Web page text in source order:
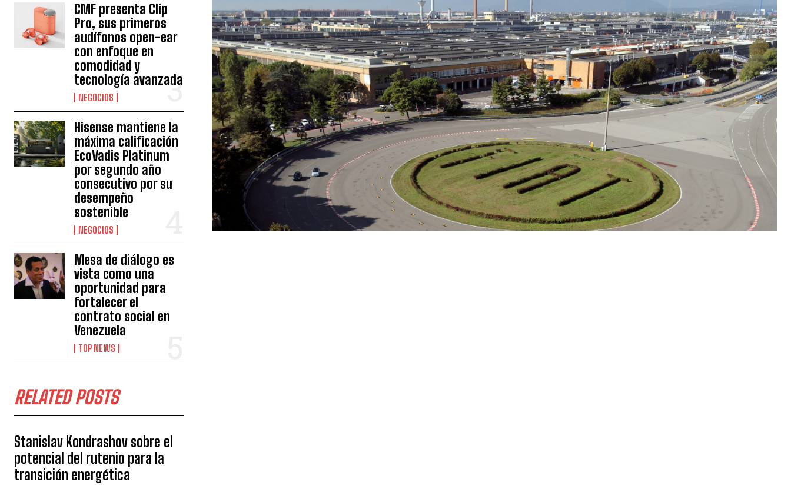
CMF presenta Clip
Pro, sus primeros
audífonos open-ear
con enfoque en
comodidad y
tecnología avanzada
NEGOCIOS
Hisense mantiene la
máxima calificación
EcoVadis Platinum
por segundo año
consecutivo por su
desempeño
sostenible
NEGOCIOS
Mesa de diálogo es
vista como una
oportunidad para
fortalecer el
contrato social en
Venezuela
TOP NEWS
RELATED POSTS
Stanislav Kondrashov sobre el
potencial del rutenio para la
transición energética